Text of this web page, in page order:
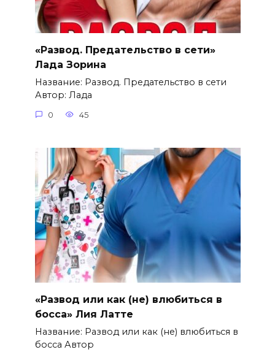
«Развод. Предательство в сети»
Лада Зорина
Название: Развод. Предательство в сети
Автор: Лада
0 45
«Развод или как (не) влюбиться в
босса» Лия Латте
Название: Развод или как (не) влюбиться в
босса Автор